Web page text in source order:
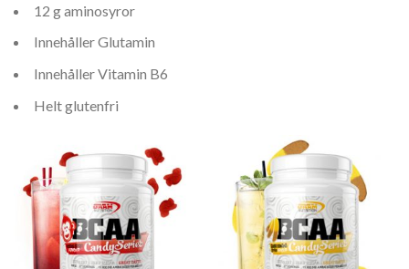
12 g aminosyror
Innehåller Glutamin
Innehåller Vitamin B6
Helt glutenfri